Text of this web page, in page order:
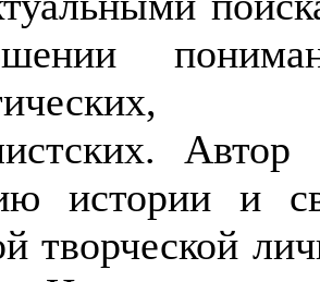
Автор
истории и
творческой